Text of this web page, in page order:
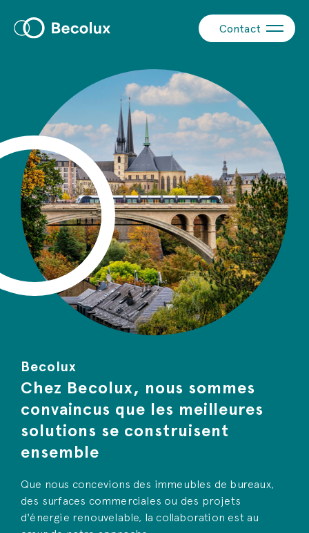
Contact
Becolux
Chez Becolux, nous sommes
convaincus que les meilleures
solutions se construisent
ensemble
Que nous concevions des immeubles de bureaux,
des surfaces commerciales ou des projets
d'énergie renouvelable, la collaboration est au